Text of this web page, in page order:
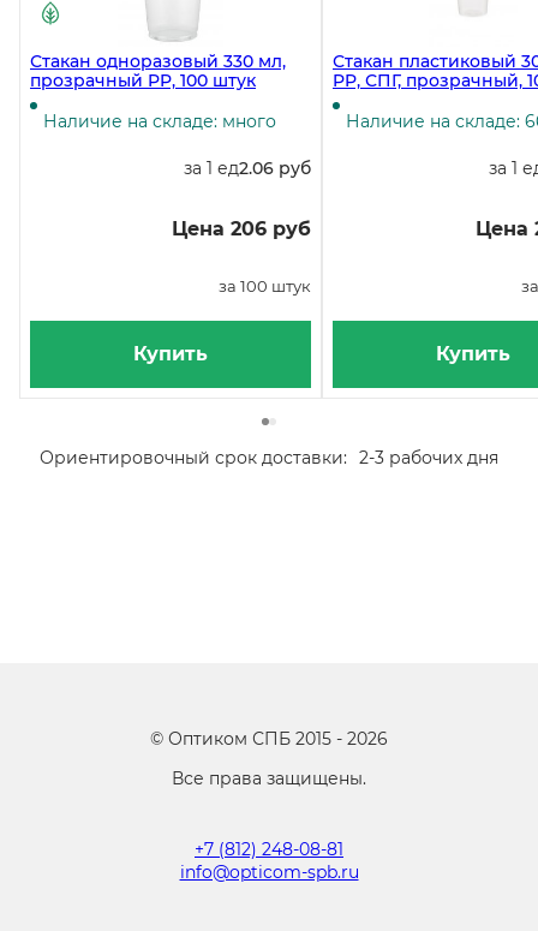
Стакан одноразовый 330 мл,
прозрачный PP, 100 штук
Наличие на складе: много
за 1 ед2.06 руб
Цена 206 руб
за 100 штук
Купить
Стакан пластиковый
PP, СПГ, прозрачный,
Наличие на складе:
за 1
Цена
Купить
Ориентировочный срок доставки: 2-3 рабочих дня
© Оптиком СПБ 2015 - 2026
Все права защищены.
+7 (812) 248-08-81
info@opticom-spb.ru